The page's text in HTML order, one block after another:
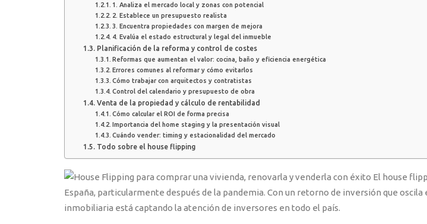
1. Analiza el mercado local y zonas con potencial
2. Establece un presupuesto realista
3. Encuentra propiedades con margen de mejora
4. Evalúa el estado estructural y legal del inmueble
Planificación de la reforma y control de costes
Reformas que aumentan el valor: cocina, baño y eficiencia energética
Errores comunes al reformar y cómo evitarlos
Cómo trabajar con arquitectos y contratistas
Control del calendario y presupuesto de obra
Venta de la propiedad y cálculo de rentabilidad
Cómo calcular el ROI de forma precisa
Importancia del home staging y la presentación visual
Cuándo vender: timing y estacionalidad del mercado
Todo sobre el house flipping
El house
España, particularmente después de la pandemia. Con un retorno de inversión que
inmobiliaria está captando la atención de inversores en todo el país.